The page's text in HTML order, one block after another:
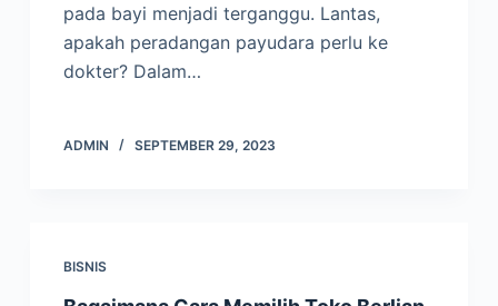
pada bayi menjadi terganggu. Lantas,
apakah peradangan payudara perlu ke
dokter? Dalam…
ADMIN SEPTEMBER 29, 2023
BISNIS